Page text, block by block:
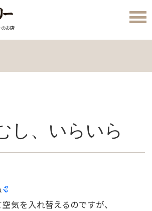
お店
し、いらいら
気を入れ替えるのですが、